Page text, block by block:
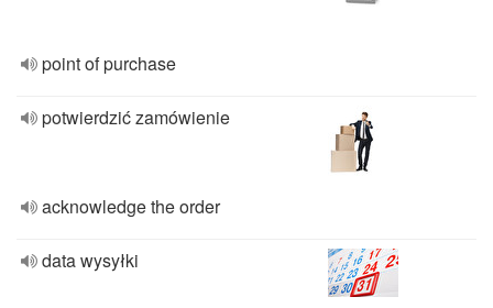
point of purchase
potwierdzić zamówienie
acknowledge the order
data wysyłki